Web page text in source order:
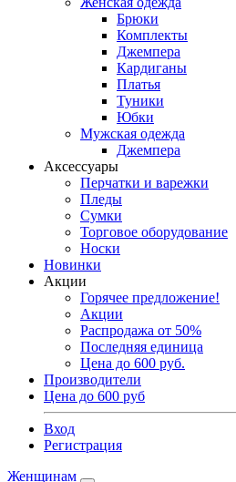
Брюки
Комплекты
Джемпера
Кардиганы
Платья
Туники
Юбки
Мужская одежда
Джемпера
Аксессуары
Перчатки и варежки
Пледы
Сумки
Торговое оборудование
Носки
Новинки
Акции
Горячее предложение!
Акции
Распродажа от 50%
Последняя единица
Цена до 600 руб.
Производители
Цена до 600 руб
Вход
Регистрация
Женщинам